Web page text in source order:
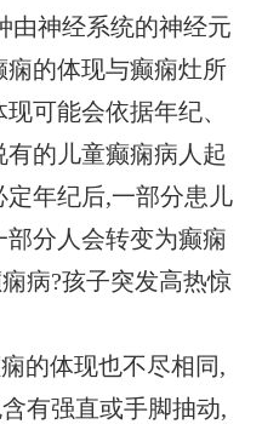
由神经系统的神经元
痫的体现与癫痫灶所
可能会依据年纪、
的儿童癫痫病人起
年纪后,一部分患儿
分人会转变为癫痫
病?孩子突发高热惊
的体现也不尽相同,
有强直或手脚抽动,